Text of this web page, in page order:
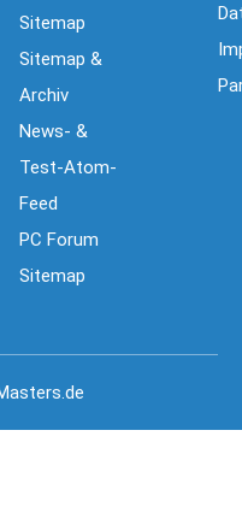
Sitemap
Sitemap &
Archiv
News- &
Test-Atom-
Feed
PC Forum
Sitemap